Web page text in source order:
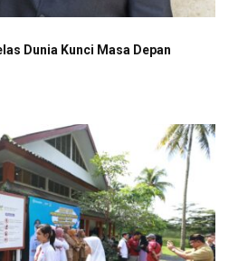
Dunia Kunci Masa Depan